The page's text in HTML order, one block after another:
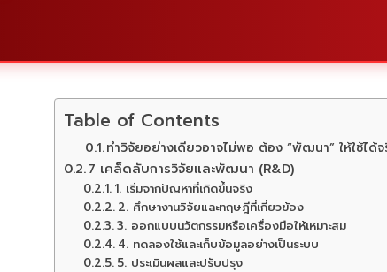
Table of Contents
ทำวิจัยอย่างเดียวอาจไม่พอ ต้อง “พัฒนา” ให้ใช้ได้
7 เคล็ดลับการวิจัยและพัฒนา (R&D)
1. เริ่มจากปัญหาที่เกิดขึ้นจริง
2. ศึกษางานวิจัยและทฤษฎีที่เกี่ยวข้อง
3. ออกแบบนวัตกรรมหรือเครื่องมือให้เหมาะสม
4. ทดลองใช้และเก็บข้อมูลอย่างเป็นระบบ
5. ประเมินผลและปรับปรุง